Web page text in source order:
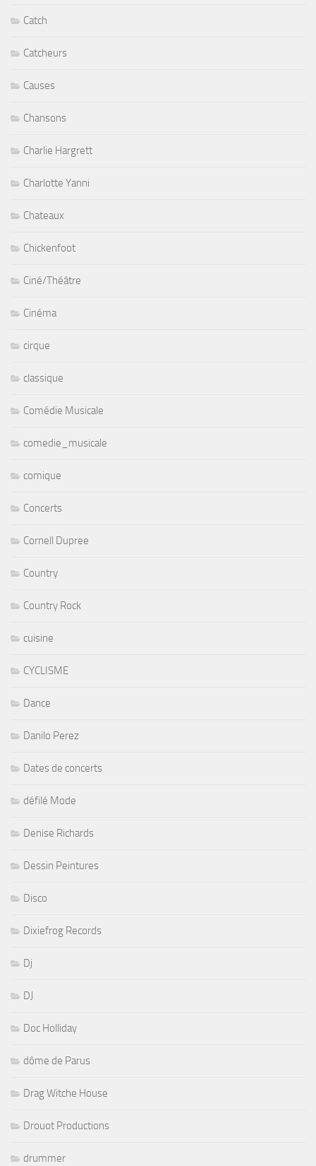
Catch
Catcheurs
Causes
Chansons
Charlie Hargrett
Charlotte Yanni
Chateaux
Chickenfoot
Ciné/Théâtre
Cinéma
cirque
classique
Comédie Musicale
comedie_musicale
comique
Concerts
Cornell Dupree
Country
Country Rock
cuisine
CYCLISME
Dance
Danilo Perez
Dates de concerts
défilé Mode
Denise Richards
Dessin Peintures
Disco
Dixiefrog Records
Dj
DJ
Doc Holliday
dôme de Parus
Drag Witche House
Drouot Productions
drummer